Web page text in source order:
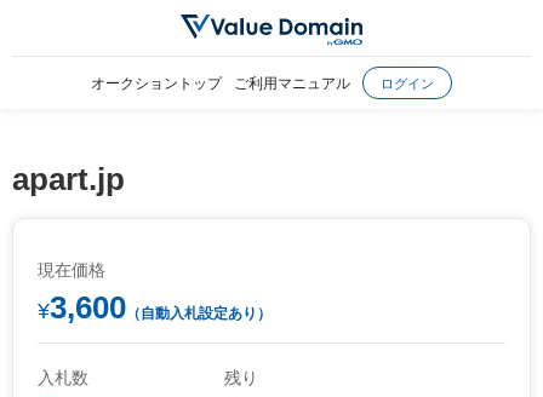
オークショントップ ご利用マニュアル ログイン
apart.jp
現在価格
¥3,600 （自動入札設定あり）
入札数
残り